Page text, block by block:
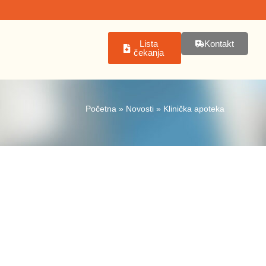
Lista
čekanja
Kontakt
Početna» Novosti» Klinička apoteka